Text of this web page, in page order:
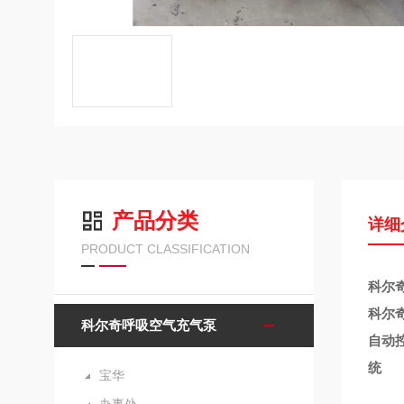
产品分类
PRODUCT CLASSIFICATION
科尔奇呼吸空气充气泵
宝华
详细
科尔
科尔
自动
统